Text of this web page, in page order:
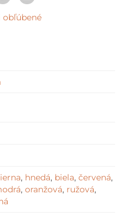
obľúbené
, hnedá, biela, červená,
, oranžová, ružová,